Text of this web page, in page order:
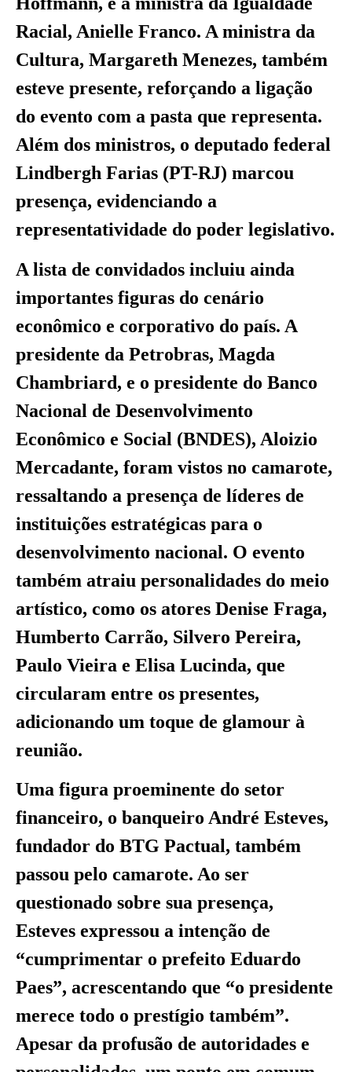
Racial, Anielle Franco. A ministra da
Cultura, Margareth Menezes, também
esteve presente, reforçando a ligação
do evento com a pasta que representa.
Além dos ministros, o deputado federal
Lindbergh Farias (PT-RJ) marcou
presença, evidenciando a
representatividade do poder legislativo.
A lista de convidados incluiu ainda
importantes figuras do cenário
econômico e corporativo do país. A
presidente da Petrobras, Magda
Chambriard, e o presidente do Banco
Nacional de Desenvolvimento
Econômico e Social (BNDES), Aloizio
Mercadante, foram vistos no camarote,
ressaltando a presença de líderes de
instituições estratégicas para o
desenvolvimento nacional. O evento
também atraiu personalidades do meio
artístico, como os atores Denise Fraga,
Humberto Carrão, Silvero Pereira,
Paulo Vieira e Elisa Lucinda, que
circularam entre os presentes,
adicionando um toque de glamour à
reunião.
Uma figura proeminente do setor
financeiro, o banqueiro André Esteves,
fundador do BTG Pactual, também
passou pelo camarote. Ao ser
questionado sobre sua presença,
Esteves expressou a intenção de
“cumprimentar o prefeito Eduardo
Paes”, acrescentando que “o presidente
merece todo o prestígio também”.
Apesar da profusão de autoridades e